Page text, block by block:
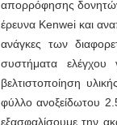
απορρόφησης δονητών
έρευνα Kenwei και
ανάγκες των
συστήματα
βελτιστοποίηση
φύλλο ανοξείδωτου
εξασφαλίσουμε την